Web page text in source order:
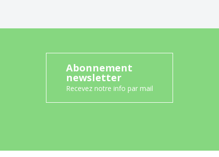
Abonnement
newsletter
Recevez notre info par mail